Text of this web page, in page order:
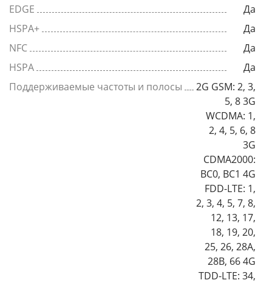
EDGE
Да
HSPA+
Да
NFC
Да
HSPA
Да
Поддерживаемые частоты и полосы
2G GSM: 2, 3,
5, 8 3G
WCDMA: 1,
2, 4, 5, 6, 8
3G
CDMA2000:
BC0, BC1 4G
FDD-LTE: 1,
2, 3, 4, 5, 7, 8,
12, 13, 17,
18, 19, 20,
25, 26, 28A,
28B, 66 4G
TDD-LTE: 34,